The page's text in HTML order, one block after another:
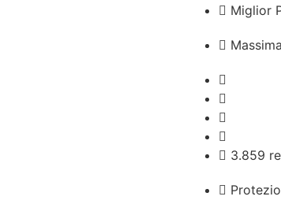
Miglior
3.859